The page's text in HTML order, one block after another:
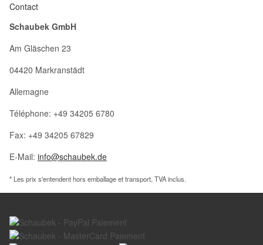
Contact
Schaubek GmbH
Am Gläschen 23
04420 Markranstädt
Allemagne
Téléphone: +49 34205 6780
Fax: +49 34205 67829
E-Mail: info@schaubek.de
* Les prix s'entendent hors emballage et transport, TVA inclus.